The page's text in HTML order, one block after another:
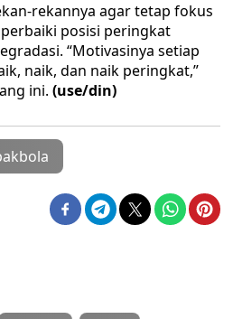
rekannya agar tetap fokus
posisi peringkat
“Motivasinya setiap
naik, dan naik peringkat,”
ini. (use/din)